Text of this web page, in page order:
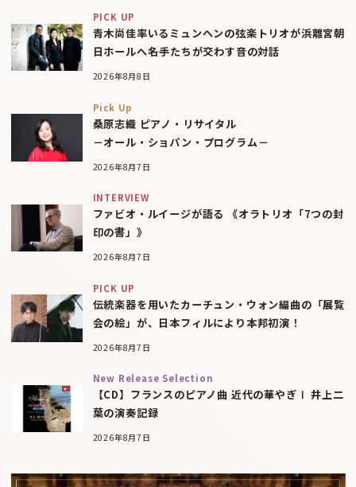
PICK UP
青木尚佳率いるミュンヘンの弦楽トリオが浜離宮朝
日ホールへ――名手たちが交わす音の対話
2026年8月8日
Pick Up
桑原志織 ピアノ・リサイタル
－オール・ショパン・プログラム－
2026年8月7日
INTERVIEW
ファビオ・ルイージが語る 《オラトリオ「7つの封
印の書」》
2026年8月7日
PICK UP
伝統楽器を用いたカーチュン・ウォン編曲の「展覧
会の絵」が、日本フィルにより本邦初演！
2026年8月7日
New Release Selection
【CD】フランスのピアノ曲 近代の華やぎⅠ 井上二
葉の演奏記録
2026年8月7日